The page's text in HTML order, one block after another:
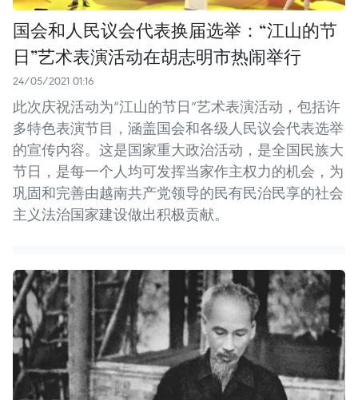
国会和人民议会代表换届选举：“江山的节
日”艺术表演活动在胡志明市热闹举行
24/05/2021 01:16
此次庆祝活动为“江山的节日”艺术表演活动，包括许
多特色表演节目，涵盖国会和各级人民议会代表选举
的宣传内容。这是国家重大政治活动，是全国民族大
节日，是每一个人均可发挥当家作主权力的机会，为
巩固和完善由越南共产党领导的民有民治民享的社会
主义法治国家建设做出积极贡献。